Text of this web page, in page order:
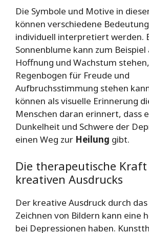
Die Symbole und Motive in
können verschiedene
individuell interpretiert werden.
Sonnenblume kann zum
Hoffnung und Wachstum
Regenbogen für Freude und
Aufbruchsstimmung stehen
können als visuelle Erinnerung
Menschen daran erinnert, dass
Dunkelheit und Schwere der
einen Weg zur Heilung gibt.
Die therapeutische Kraft
kreativen Ausdrucks
Der kreative Ausdruck durch
Zeichnen von Bildern kann eine
bei Depressionen haben.